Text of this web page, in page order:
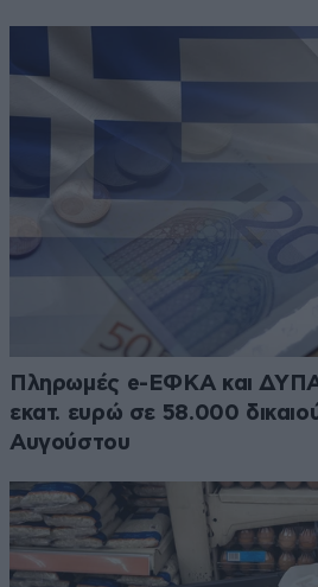
Πληρωμές e-ΕΦΚΑ και
εκατ. ευρώ σε 58.000
Αυγούστου